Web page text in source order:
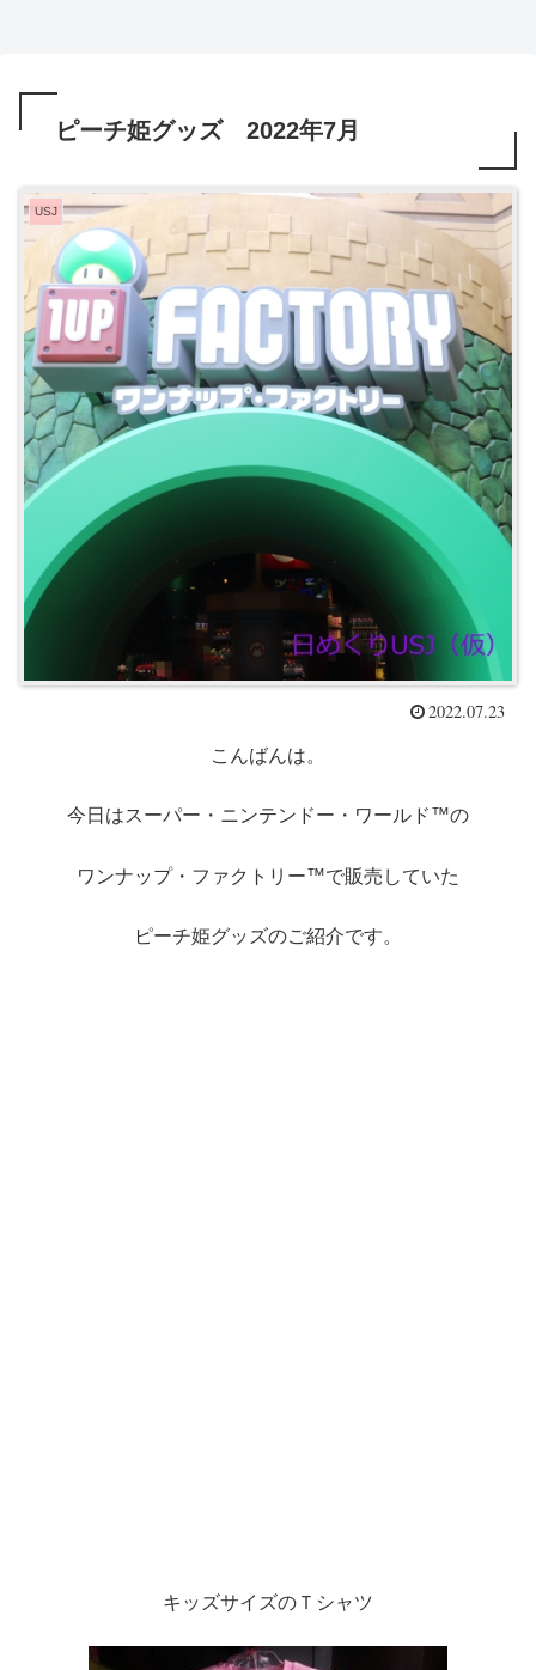
ピーチ姫グッズ 2022年7月
USJ
2022.07.23
こんばんは。
今日はスーパー・ニンテンドー・ワールド™の
ワンナップ・ファクトリー™で販売していた
ピーチ姫グッズのご紹介です。
キッズサイズのＴシャツ